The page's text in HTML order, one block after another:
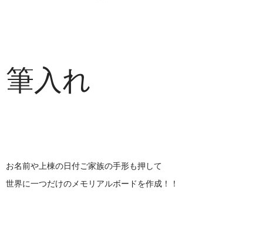
筆入れ
お名前や上棟の日付ご家族の手形も押して
世界に一つだけのメモリアルボードを作成！！